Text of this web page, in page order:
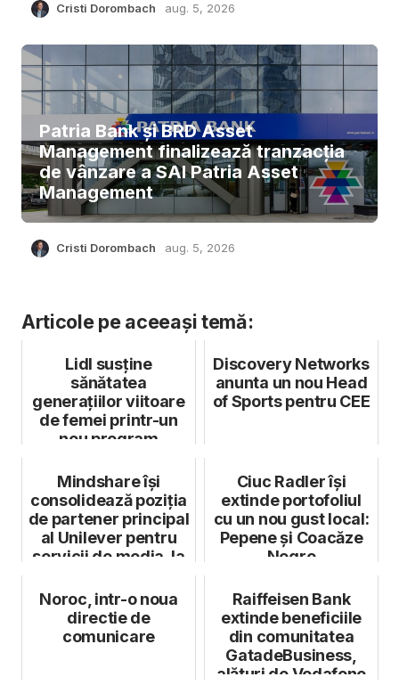
Cristi Dorombach aug. 5, 2026
Patria Bank și BRD Asset
Management finalizează tranzacția
de vânzare a SAI Patria Asset
Management
Cristi Dorombach aug. 5, 2026
Articole pe aceeași temă:
Lidl susține
sănătatea
generațiilor viitoare
de femei printr-un
nou program
Discovery Networks
anunta un nou Head
of Sports pentru CEE
Mindshare își
consolidează poziția
de partener principal
al Unilever pentru
servicii de media, la
Ciuc Radler își
extinde portofoliul
cu un nou gust local:
Pepene și Coacăze
Negre
Noroc, intr-o noua
directie de
comunicare
Raiffeisen Bank
extinde beneficiile
din comunitatea
GatadeBusiness,
alături de Vodafone